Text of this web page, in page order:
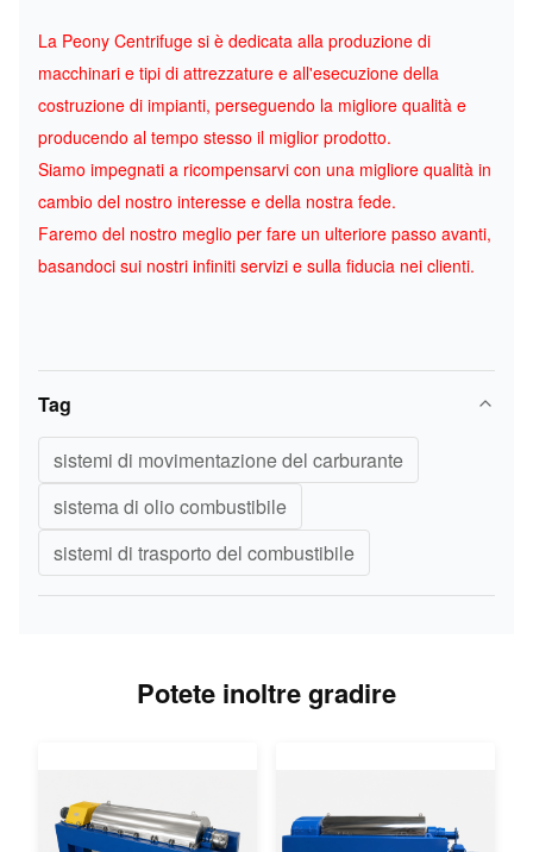
La Peony Centrifuge si è dedicata alla produzione di
macchinari e tipi di attrezzature e all'esecuzione della
costruzione di impianti, perseguendo la migliore qualità e
producendo al tempo stesso il miglior prodotto.
Siamo impegnati a ricompensarvi con una migliore qualità in
cambio del nostro interesse e della nostra fede.
Faremo del nostro meglio per fare un ulteriore passo avanti,
basandoci sui nostri infiniti servizi e sulla fiducia nei clienti.
Tag
sistemi di movimentazione del carburante
sistema di olio combustibile
sistemi di trasporto del combustibile
Potete inoltre gradire